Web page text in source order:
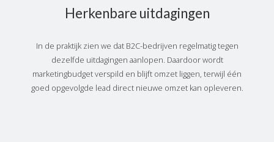
Herkenbare uitdagingen
In de praktijk zien we dat B2C-bedrijven regelmatig tegen
dezelfde uitdagingen aanlopen. Daardoor wordt
marketingbudget verspild en blijft omzet liggen, terwijl één
goed opgevolgde lead direct nieuwe omzet kan opleveren.